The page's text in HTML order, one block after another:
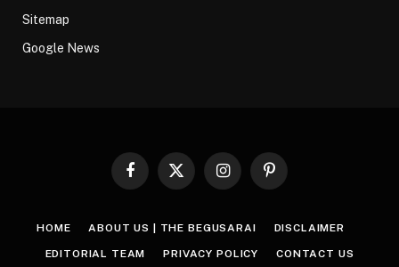
Sitemap
Google News
Facebook
X
InstagramPinterest
HOME ABOUT US | THE BEGUSARAI DISCLAIMER
EDITORIAL TEAM PRIVACY POLICY CONTACT US